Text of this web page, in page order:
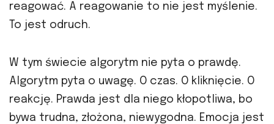
reagować. A reagowanie to nie jest myślenie.
To jest odruch.
W tym świecie algorytm nie pyta o prawdę.
Algorytm pyta o uwagę. O czas. O kliknięcie. O
reakcję. Prawda jest dla niego kłopotliwa, bo
bywa trudna, złożona, niewygodna. Emocja jest